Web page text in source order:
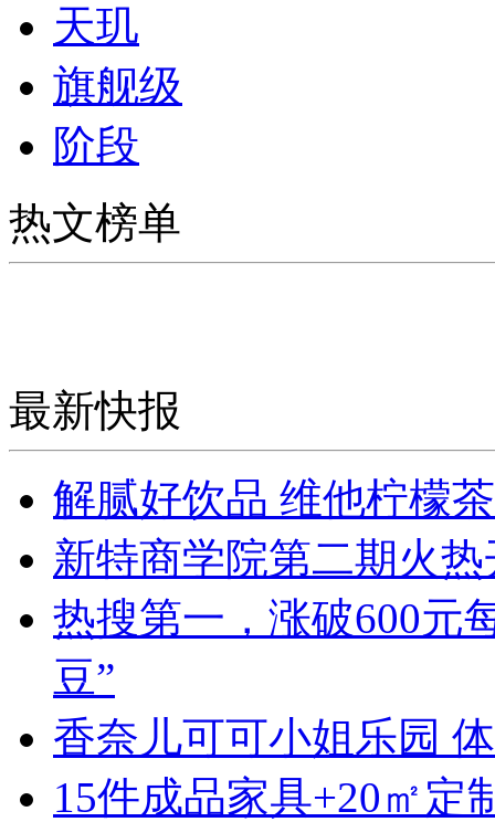
天玑
旗舰级
阶段
热文榜单
最新快报
解腻好饮品 维他柠檬
新特商学院第二期火
热搜第一，涨破600元
豆”
香奈儿可可小姐乐园
15件成品家具+20㎡定